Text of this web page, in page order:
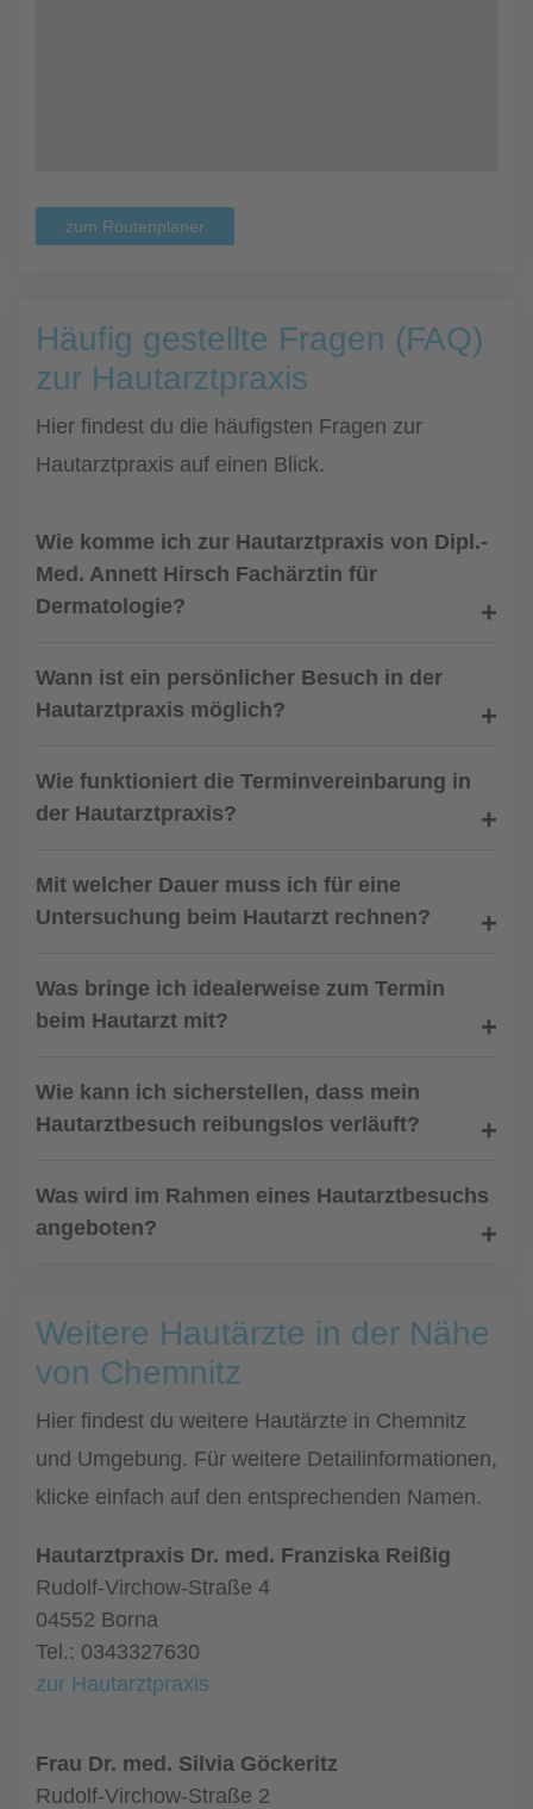
zum Routenplaner
Häufig gestellte Fragen (FAQ)
zur Hautarztpraxis
Hier findest du die häufigsten Fragen zur
Hautarztpraxis auf einen Blick.
Wie komme ich zur Hautarztpraxis von Dipl.-
Med. Annett Hirsch Fachärztin für
Dermatologie?
Wann ist ein persönlicher Besuch in der
Hautarztpraxis möglich?
Wie funktioniert die Terminvereinbarung in
der Hautarztpraxis?
Mit welcher Dauer muss ich für eine
Untersuchung beim Hautarzt rechnen?
Was bringe ich idealerweise zum Termin
beim Hautarzt mit?
Wie kann ich sicherstellen, dass mein
Hautarztbesuch reibungslos verläuft?
Was wird im Rahmen eines Hautarztbesuchs
angeboten?
Weitere Hautärzte in der Nähe
von Chemnitz
Hier findest du weitere Hautärzte in Chemnitz
und Umgebung. Für weitere Detailinformationen,
klicke einfach auf den entsprechenden Namen.
Hautarztpraxis Dr. med. Franziska Reißig
Rudolf-Virchow-Straße 4
04552 Borna
Tel.: 0343327630
zur Hautarztpraxis
Frau Dr. med. Silvia Göckeritz
Rudolf-Virchow-Straße 2